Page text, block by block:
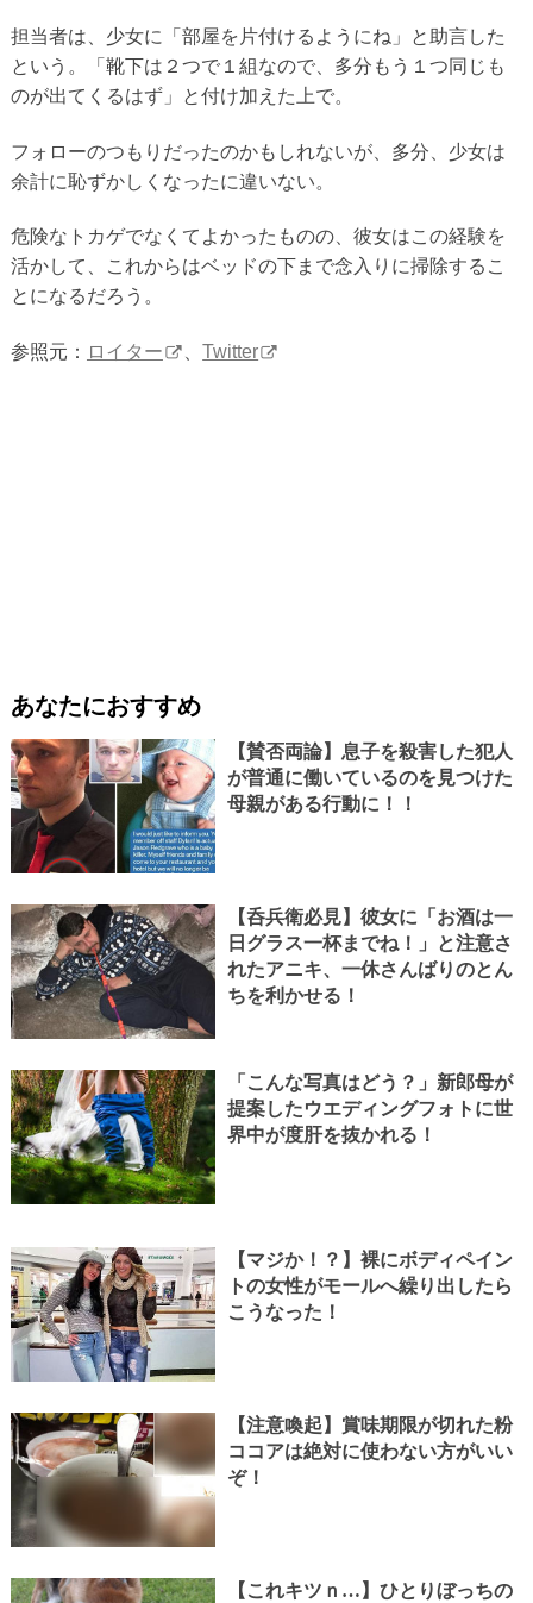
担当者は、少女に「部屋を片付けるようにね」と助言した
という。「靴下は２つで１組なので、多分もう１つ同じも
のが出てくるはず」と付け加えた上で。
フォローのつもりだったのかもしれないが、多分、少女は
余計に恥ずかしくなったに違いない。
危険なトカゲでなくてよかったものの、彼女はこの経験を
活かして、これからはベッドの下まで念入りに掃除するこ
とになるだろう。
参照元： ロイター 、Twitter
あなたにおすすめ
【賛否両論】息子を殺害した犯人
が普通に働いているのを見つけた
母親がある行動に！！
【呑兵衛必見】彼女に「お酒は一
日グラス一杯までね！」と注意さ
れたアニキ、一休さんばりのとん
ちを利かせる！
「こんな写真はどう？」新郎母が
提案したウエディングフォトに世
界中が度肝を抜かれる！
【マジか！？】裸にボディペイン
トの女性がモールへ繰り出したら
こうなった！
【注意喚起】賞味期限が切れた粉
ココアは絶対に使わない方がいい
ぞ！
【これキツｎ…】ひとりぼっちの